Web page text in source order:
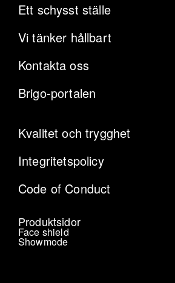
Ett schysst ställe
Vi tänker hållbart
Kontakta oss
Brigo-portalen
Kvalitet och trygghet
Integritetspolicy
Code of Conduct
Produktsidor
Face shield
Showmode